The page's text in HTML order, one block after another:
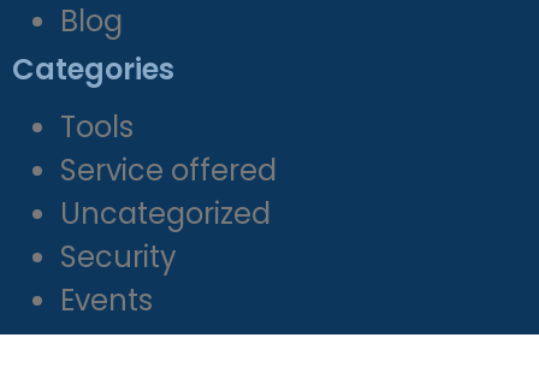
Blog
Categories
Tools
Service offered
Uncategorized
Security
Events